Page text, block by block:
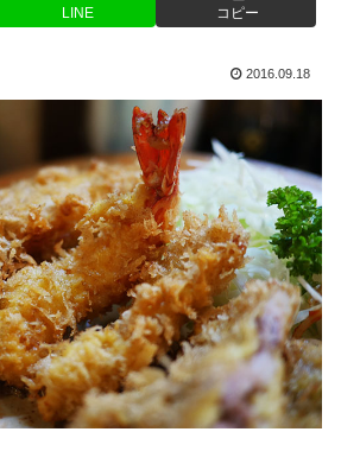
LINE コピー
2016.09.18